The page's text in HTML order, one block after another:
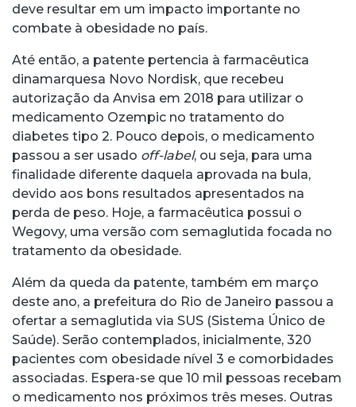
deve resultar em um impacto importante no
combate à obesidade no país.
Até então, a patente pertencia à farmacêutica
dinamarquesa Novo Nordisk, que recebeu
autorização da Anvisa em 2018 para utilizar o
medicamento Ozempic no tratamento do
diabetes tipo 2. Pouco depois, o medicamento
passou a ser usado off-label, ou seja, para uma
finalidade diferente daquela aprovada na bula,
devido aos bons resultados apresentados na
perda de peso. Hoje, a farmacêutica possui o
Wegovy, uma versão com semaglutida focada no
tratamento da obesidade.
Além da queda da patente, também em março
deste ano, a prefeitura do Rio de Janeiro passou a
ofertar a semaglutida via SUS (Sistema Único de
Saúde). Serão contemplados, inicialmente, 320
pacientes com obesidade nível 3 e comorbidades
associadas. Espera-se que 10 mil pessoas recebam
o medicamento nos próximos três meses. Outras